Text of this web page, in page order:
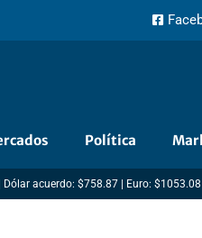
Política
acuerdo: $758.87 | Euro: